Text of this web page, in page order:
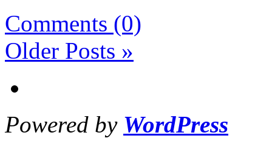
Comments (0)
Older Posts »
Powered by WordPress